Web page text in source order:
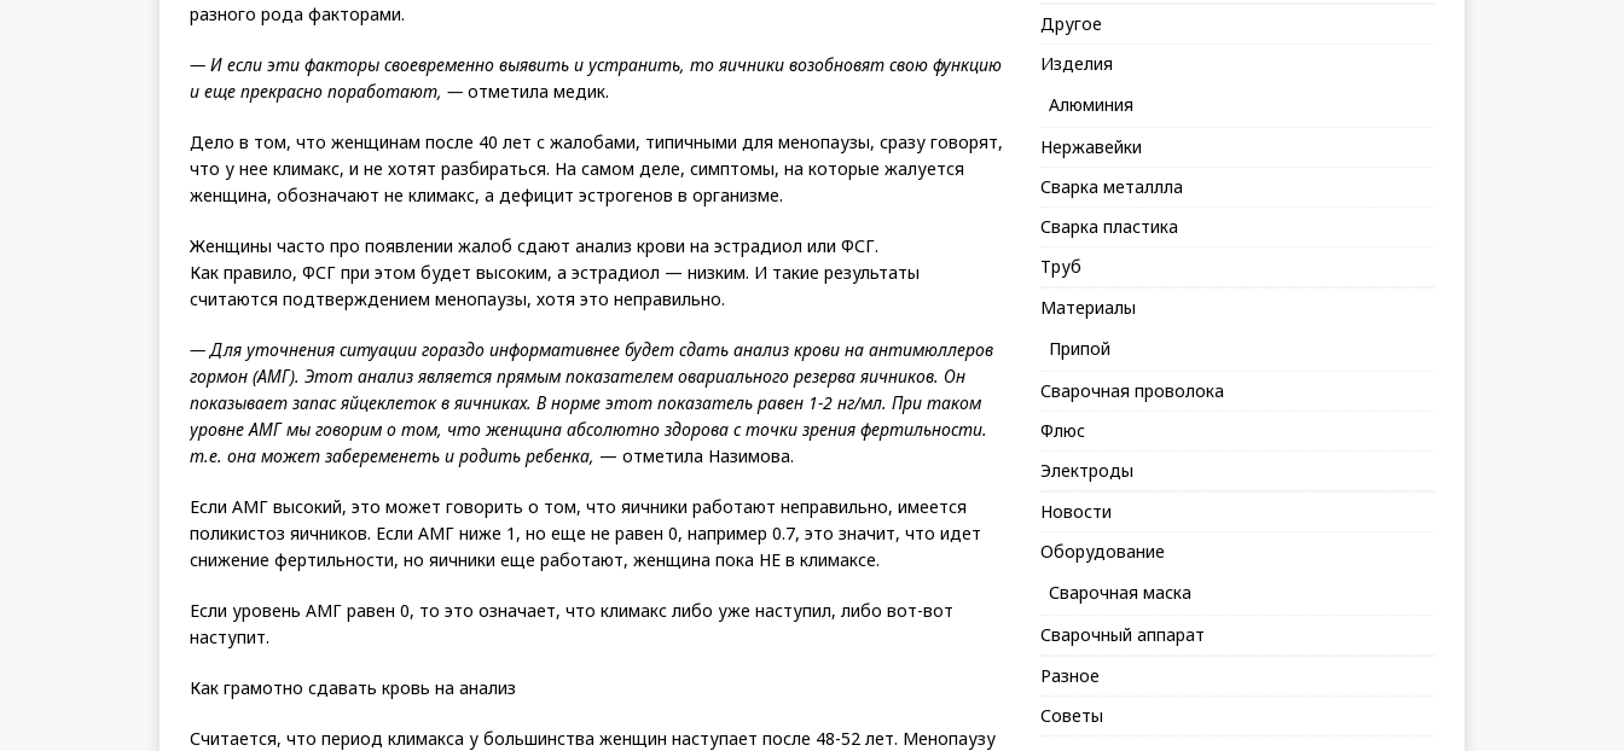
разного рода факторами.
— И если эти факторы своевременно выявить и устранить, то яичники возобновят свою функцию
и еще прекрасно поработают, — отметила медик.
Дело в том, что женщинам после 40 лет с жалобами, типичными для менопаузы, сразу говорят,
что у нее климакс, и не хотят разбираться. На самом деле, симптомы, на которые жалуется
женщина, обозначают не климакс, а дефицит эстрогенов в организме.
Женщины часто про появлении жалоб сдают анализ крови на эстрадиол или ФСГ.
Как правило, ФСГ при этом будет высоким, а эстрадиол — низким. И такие результаты
считаются подтверждением менопаузы, хотя это неправильно.
— Для уточнения ситуации гораздо информативнее будет сдать анализ крови на антимюллеров
гормон (АМГ). Этот анализ является прямым показателем овариального резерва яичников. Он
показывает запас яйцеклеток в яичниках. В норме этот показатель равен 1-2 нг/мл. При таком
уровне АМГ мы говорим о том, что женщина абсолютно здорова с точки зрения фертильности.
т.е. она может забеременеть и родить ребенка, — отметила Назимова.
Если АМГ высокий, это может говорить о том, что яичники работают неправильно, имеется
поликистоз яичников. Если АМГ ниже 1, но еще не равен 0, например 0.7, это значит, что идет
снижение фертильности, но яичники еще работают, женщина пока НЕ в климаксе.
Если уровень АМГ равен 0, то это означает, что климакс либо уже наступил, либо вот-вот
наступит.
Как грамотно сдавать кровь на анализ
Считается, что период климакса у большинства женщин наступает после 48-52 лет. Менопаузу
Другое
Изделия
Алюминия
Нержавейки
Сварка металлла
Сварка пластика
Труб
Материалы
Припой
Сварочная проволока
Флюс
Электроды
Новости
Оборудование
Сварочная маска
Сварочный аппарат
Разное
Советы